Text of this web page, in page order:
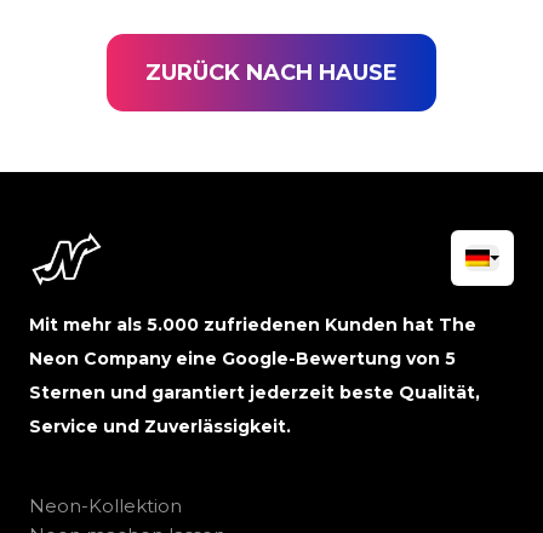
ZURÜCK NACH HAUSE
Mit mehr als 5.000 zufriedenen Kunden hat The
Neon Company eine Google-Bewertung von 5
Sternen und garantiert jederzeit beste Qualität,
Service und Zuverlässigkeit.
Neon-Kollektion